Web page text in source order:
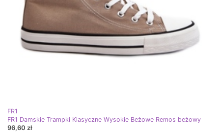
FR1
FR1 Damskie Trampki Klasyczne Wysokie Beżowe Remos beżowy
96,60 zł